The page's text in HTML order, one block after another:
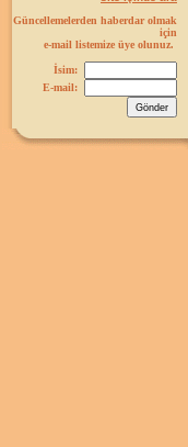
Güncellemelerden haberdar olmak
için
e-mail listemize üye olunuz.
İsim:
E-mail: